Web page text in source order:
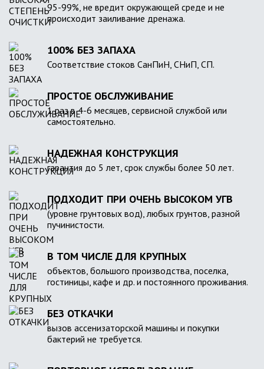
95-99%, не вредит окружающей среде и не
происходит заиливание дренажа.
100% БЕЗ ЗАПАХА
Соответствие стоков СанПиН, СНиП, СП.
ПРОСТОЕ ОБСЛУЖИВАНИЕ
1 раз в 4-6 месяцев, сервисной службой или
самостоятельно.
НАДЕЖНАЯ КОНСТРУКЦИЯ
гарантия до 5 лет, срок службы более 50 лет.
ПОДХОДИТ ПРИ ОЧЕНЬ ВЫСОКОМ УГВ
(уровне грунтовых вод), любых грунтов, разной
пучинистости.
В ТОМ ЧИСЛЕ ДЛЯ КРУПНЫХ
объектов, большого производства, поселка,
гостиницы, кафе и др. и постоянного проживания.
БЕЗ ОТКАЧКИ
вызов ассенизаторской машины и покупки
бактерий не требуется.